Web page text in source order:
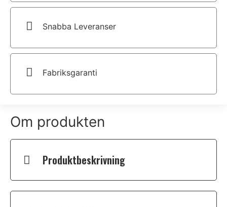
Snabba Leveranser
Fabriksgaranti
Om produkten
Produktbeskrivning